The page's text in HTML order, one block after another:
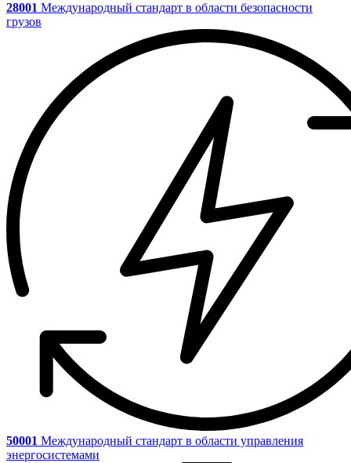
28001 Международный стандарт в области безопасности
грузов
50001 Международный стандарт в области управления
энергосистемами